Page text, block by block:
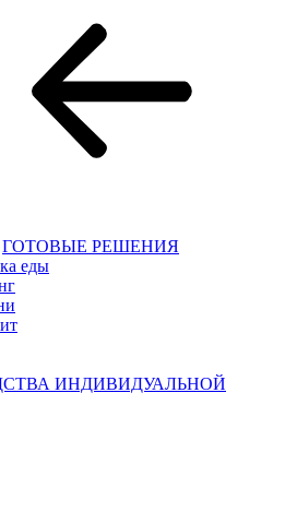
ГОТОВЫЕ РЕШЕНИЯ
еды
ИНДИВИДУАЛЬНОЙ